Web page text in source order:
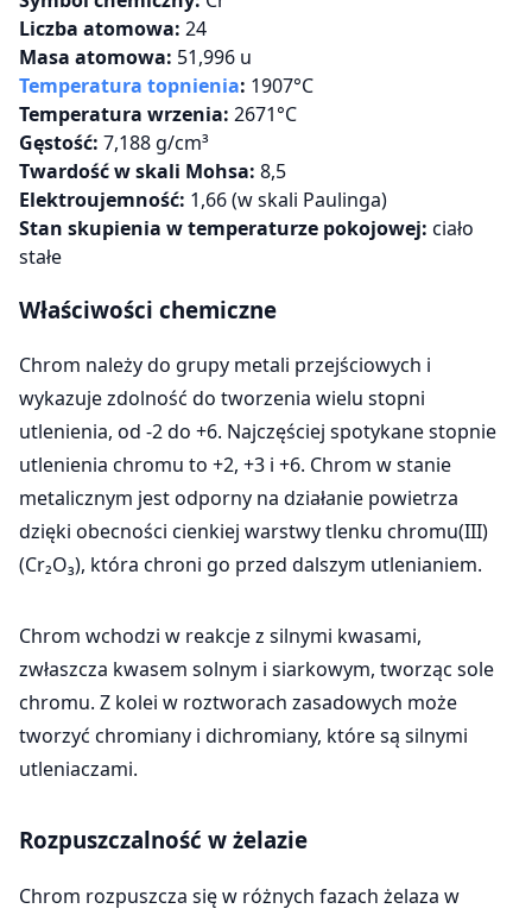
Liczba atomowa: 24
Masa atomowa: 51,996 u
Temperatura topnienia: 1907°C
Temperatura wrzenia: 2671°C
Gęstość: 7,188 g/cm³
Twardość w skali Mohsa: 8,5
Elektroujemność: 1,66 (w skali Paulinga)
Stan skupienia w temperaturze pokojowej: ciało
stałe
Właściwości chemiczne
Chrom należy do grupy metali przejściowych i
wykazuje zdolność do tworzenia wielu stopni
utlenienia, od -2 do +6. Najczęściej spotykane stopnie
utlenienia chromu to +2, +3 i +6. Chrom w stanie
metalicznym jest odporny na działanie powietrza
dzięki obecności cienkiej warstwy tlenku chromu(III)
(Cr₂O₃), która chroni go przed dalszym utlenianiem.
Chrom wchodzi w reakcje z silnymi kwasami,
zwłaszcza kwasem solnym i siarkowym, tworząc sole
chromu. Z kolei w roztworach zasadowych może
tworzyć chromiany i dichromiany, które są silnymi
utleniaczami.
Rozpuszczalność w żelazie
Chrom rozpuszcza się w różnych fazach żelaza w